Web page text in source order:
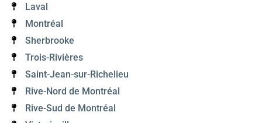
Laval
Montréal
Sherbrooke
Trois-Rivières
Saint-Jean-sur-Richelieu
Rive-Nord de Montréal
Rive-Sud de Montréal